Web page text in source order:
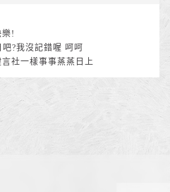
樂!
?我沒記錯喔 呵呵
社一樣事事蒸蒸日上